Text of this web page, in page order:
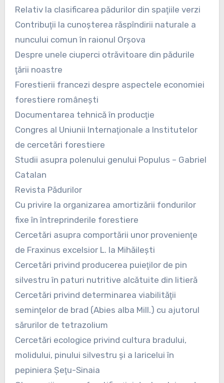
Relativ la clasificarea pădurilor din spaţiile verzi
Contribuţii la cunoşterea răspîndirii naturale a
nuncului comun în raionul Orşova
Despre unele ciuperci otrăvitoare din pădurile
ţării noastre
Forestierii francezi despre aspectele economiei
forestiere româneşti
Documentarea tehnică în producţie
Congres al Uniunii Internaţionale a Institutelor
de cercetări forestiere
Studii asupra polenului genului Populus – Gabriel
Catalan
Revista Pădurilor
Cu privire la organizarea amortizării fondurilor
fixe în întreprinderile forestiere
Cercetări asupra comportării unor provenienţe
de Fraxinus excelsior L. la Mihăileşti
Cercetări privind producerea puieţilor de pin
silvestru în paturi nutritive alcătuite din litieră
Cercetări privind determinarea viabilităţii
seminţelor de brad (Abies alba Mill.) cu ajutorul
sărurilor de tetrazolium
Cercetări ecologice privind cultura bradului,
molidului, pinului silvestru şi a laricelui în
pepiniera Şeţu-Sinaia